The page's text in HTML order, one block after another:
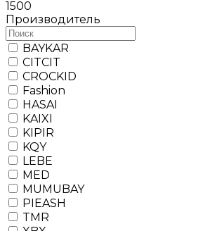
1500
Производитель
BAYKAR
CITCIT
CROCKID
Fashion
HASAI
KAIXI
KIPIR
KQY
LEBE
MED
MUMUBAY
PIEASH
TMR